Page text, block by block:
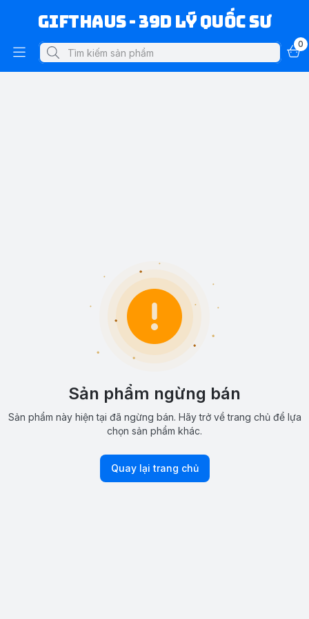
Gifthaus - 39D Lý Quốc Sư
0
Sản phẩm ngừng bán
Sản phẩm này hiện tại đã ngừng bán. Hãy trở về trang chủ để lựa
chọn sản phẩm khác.
Quay lại trang chủ